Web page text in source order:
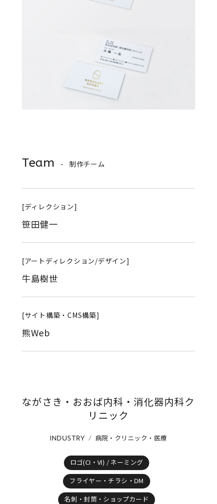
Team 制作チーム
[ディレクション]
笹田健一
[アートディレクション/デザイン]
牛島樹世
[サイト構築・CMS構築]
熊Web
ながさき・おおば内科・消化器内科ク
リニック
INDUSTRY 病院・クリニック・医療
ロゴ(CI・VI) / ネーミング
フライヤー・チラシ・DM
名刺・封筒・ショップカード